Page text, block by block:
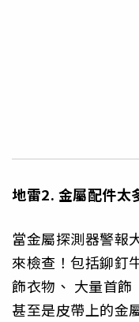
地雷2. 金屬配件太
當金屬探測器警報
來檢查！包括鉚釘
飾衣物、 大量首飾
甚至是皮帶上的金